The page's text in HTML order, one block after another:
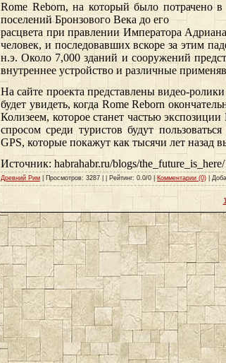
Rome Reborn, на который было потрачено
поселений Бронзового Века до его
расцвета при правлении Императора
человек, и последовавших вскоре за этим
н.э. Около 7,000 зданий и сооружений
внутреннее устройство и различные
На сайте проекта представлены видео-
будет увидеть, когда Rome Reborn
Колизеем, которое станет частью
спросом среди туристов будут
GPS, которые покажут как тысячи лет назад
Источник: habrahabr.ru/blogs/
Древний Рим | Просмотров: 3287 | | Рейтинг: 0.0/0 | Комментарии (0) |